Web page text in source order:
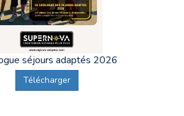
séjours adaptés 2026
Télécharger